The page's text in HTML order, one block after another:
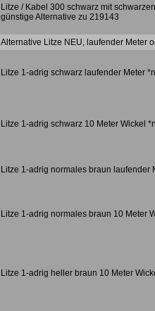
Litze / Kabel 300 schwarz mit
günstige Alternative zu 219143
Alternative Litze NEU, laufender Meter
Litze 1-adrig schwarz laufender Meter
Litze 1-adrig schwarz 10 Meter Wickel
Litze 1-adrig normales braun laufender
Litze 1-adrig normales braun 10 Meter
Litze 1-adrig heller braun 10 Meter